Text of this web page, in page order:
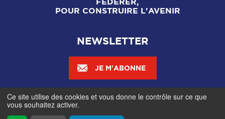
POUR CONSTRUIRE L'AVENIR
NEWSLETTER
JE M'ABONNE
Mentions légales-Gestionnaire de cookies
contributeurs- © Fédération Française de Gymnastique -
Ce site utilise des cookies et vous donne le contrôle sur ce que
vous souhaitez activer.